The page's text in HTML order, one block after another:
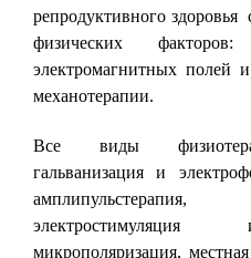
репродуктивного
физических
электромагнитных полей
механотерапии.
Все виды
гальванизация и
электростимуляция
микрополяризация,